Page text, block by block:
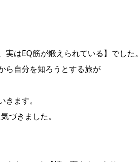
はEQ筋が鍛えられている】でした。
ら自分を知ろうとする旅が
ます。
づきました。